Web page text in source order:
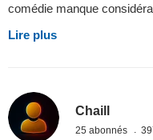
comédie manque
Lire plus
Chaill
25 abonnés